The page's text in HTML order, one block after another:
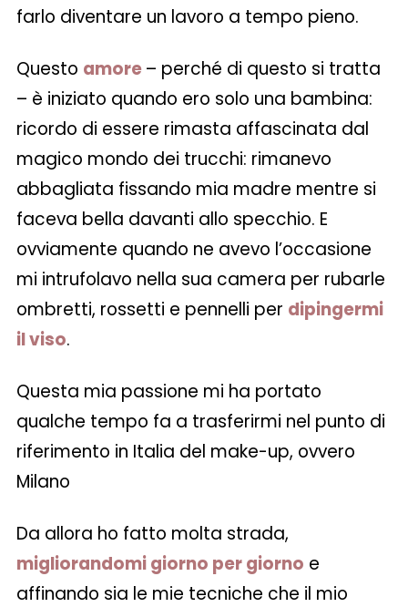
farlo diventare un lavoro a tempo pieno.
Questo amore– perché di questo si tratta
– è iniziato quando ero solo una bambina:
ricordo di essere rimasta affascinata dal
magico mondo dei trucchi: rimanevo
abbagliata fissando mia madre mentre si
faceva bella davanti allo specchio. E
ovviamente quando ne avevo l’occasione
mi intrufolavo nella sua camera per rubarle
ombretti, rossetti e pennelli per dipingermi
il viso.
Questa mia passione mi ha portato
qualche tempo fa a trasferirmi nel punto di
riferimento in Italia del make-up, ovvero
Milano
Da allora ho fatto molta strada,
migliorandomi giorno per giorno e
affinando sia le mie tecniche che il mio